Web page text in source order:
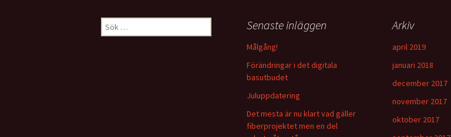
Sök efter: Senaste inläggen
Målgång!
Förändringar i det digitala
basutbudet
Juluppdatering
Det mesta är nu klart vad gäller
fiberprojektet men en del
Arkiv
april 2019
januari 2018
december 2017
november 2017
oktober 2017